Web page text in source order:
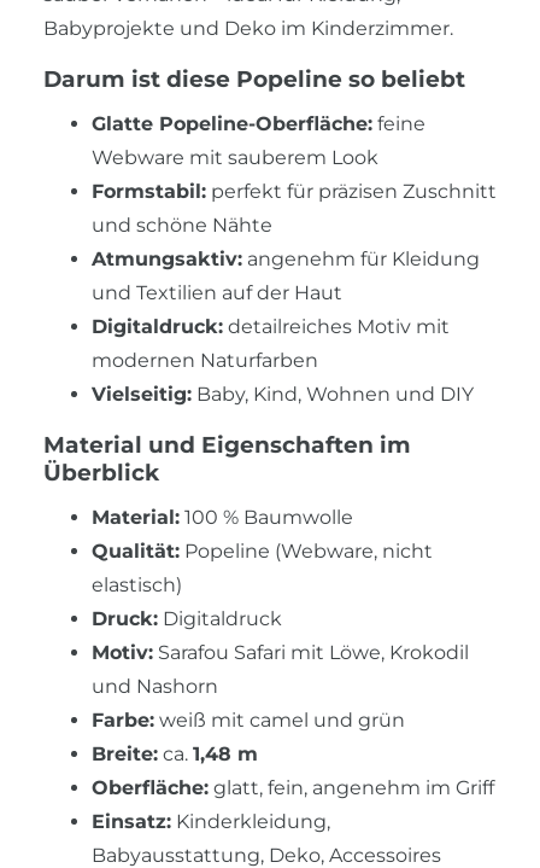
Babyprojekte und Deko im Kinderzimmer.
Darum ist diese Popeline so beliebt
Glatte Popeline-Oberfläche: feine
Webware mit sauberem Look
Formstabil: perfekt für präzisen Zuschnitt
und schöne Nähte
Atmungsaktiv: angenehm für Kleidung
und Textilien auf der Haut
Digitaldruck: detailreiches Motiv mit
modernen Naturfarben
Vielseitig: Baby, Kind, Wohnen und DIY
Material und Eigenschaften im
Überblick
Material: 100 % Baumwolle
Qualität: Popeline (Webware, nicht
elastisch)
Druck: Digitaldruck
Motiv: Sarafou Safari mit Löwe, Krokodil
und Nashorn
Farbe: weiß mit camel und grün
Breite: ca. 1,48 m
Oberfläche: glatt, fein, angenehm im Griff
Einsatz: Kinderkleidung,
Babyausstattung, Deko, Accessoires